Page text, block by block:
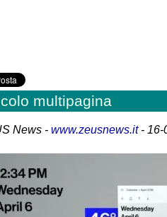
multipagina
News- www.zeusnews.it- 16-